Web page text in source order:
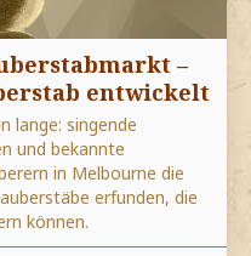
–
entwickelt
lange: singende
und bekannte
in Melbourne die
erfunden, die
können.